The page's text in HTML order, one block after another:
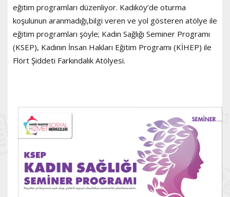
eğitim programları düzenliyor. Kadıköy’de oturma
koşulunun aranmadığı,bilgi veren ve yol gösteren atölye ile
eğitim programları şöyle; Kadın Sağlığı Seminer Programı
(KSEP), Kadının İnsan Hakları Eğitim Programı (KİHEP) ile
Flört Şiddeti Farkındalık Atölyesi.